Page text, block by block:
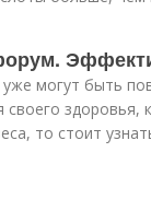
могут быть
своего
то стоит